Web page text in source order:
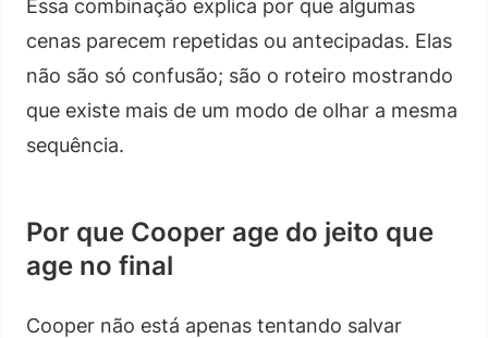
Essa combinação explica por que algumas
cenas parecem repetidas ou antecipadas. Elas
não são só confusão; são o roteiro mostrando
que existe mais de um modo de olhar a mesma
sequência.
Por que Cooper age do jeito que
age no final
Cooper não está apenas tentando salvar